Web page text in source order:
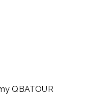
QBATOUR